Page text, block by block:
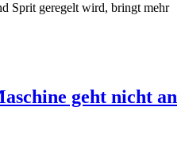
Sprit geregelt wird, bringt mehr
geht nicht an